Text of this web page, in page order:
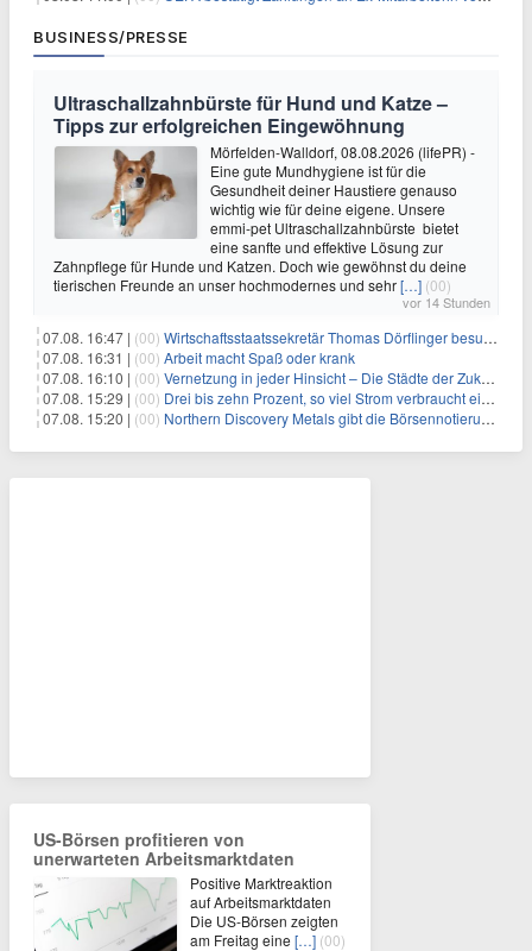
BUSINESS/PRESSE
Ultraschallzahnbürste für Hund und Katze –
Tipps zur erfolgreichen Eingewöhnung
Mörfelden-Walldorf, 08.08.2026 (lifePR) -
Eine gute Mundhygiene ist für die
Gesundheit deiner Haustiere genauso
wichtig wie für deine eigene. Unsere
emmi-pet Ultraschallzahnbürste bietet
eine sanfte und effektive Lösung zur
Zahnpflege für Hunde und Katzen. Doch wie gewöhnst du deine
tierischen Freunde an unser hochmodernes und sehr[…] (00)
vor 14 Stunden
07.08. 16:47 | (00) Wirtschaftsstaatssekretär Thomas Dörflinger besucht Handwerksbetrieb im Kammerbezirk Freiburg
07.08. 16:31 | (00) Arbeit macht Spaß oder krank
07.08. 16:10 | (00) Vernetzung in jeder Hinsicht – Die Städte der Zukunft sind grün-blau
07.08. 15:29 | (00) Drei bis zehn Prozent, so viel Strom verbraucht ein Aufzug im Gebäude
07.08. 15:20 | (00) Northern Discovery Metals gibt die Börsennotierung an der Frankfurter Wertpapierbörse bekannt
US-Börsen profitieren von
unerwarteten Arbeitsmarktdaten
Positive Marktreaktion
auf Arbeitsmarktdaten
Die US-Börsen zeigten
am Freitag eine […] (00)